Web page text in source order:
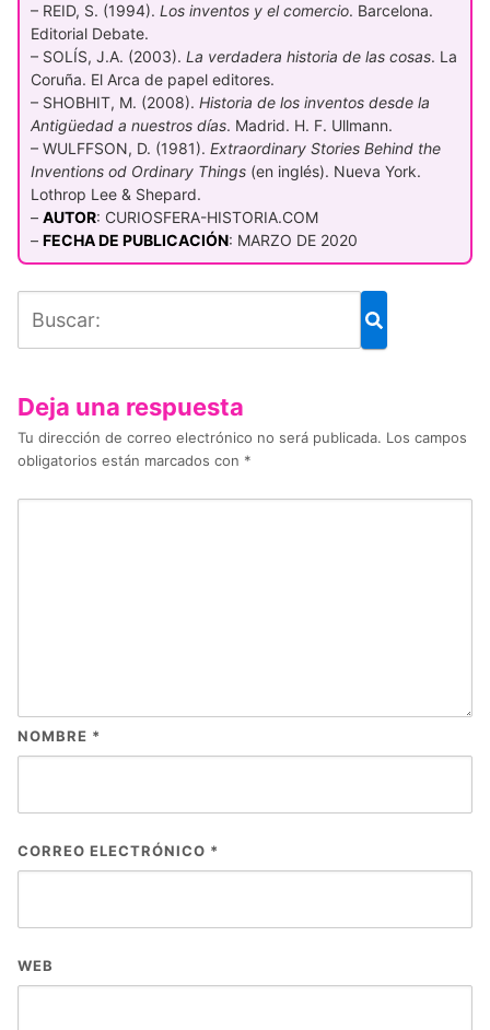
– REID, S. (1994). Los inventos y el comercio. Barcelona.
Editorial Debate.
– SOLÍS, J.A. (2003). La verdadera historia de las cosas. La
Coruña. El Arca de papel editores.
– SHOBHIT, M. (2008). Historia de los inventos desde la
Antigüedad a nuestros días. Madrid. H. F. Ullmann.
– WULFFSON, D. (1981). Extraordinary Stories Behind the
Inventions od Ordinary Things (en inglés). Nueva York.
Lothrop Lee & Shepard.
– AUTOR: CURIOSFERA-HISTORIA.COM
– FECHA DE PUBLICACIÓN: MARZO DE 2020
Deja una respuesta
Tu dirección de correo electrónico no será publicada. Los campos
obligatorios están marcados con *
NOMBRE *
CORREO ELECTRÓNICO *
WEB